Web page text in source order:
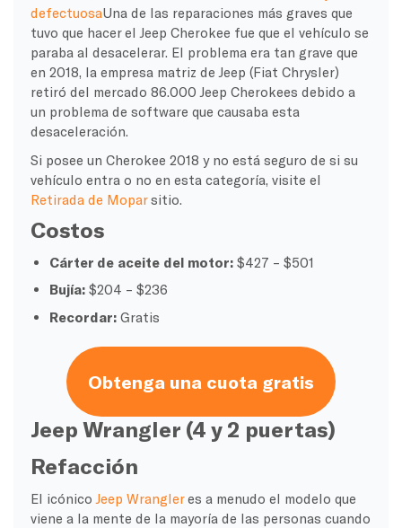
defectuosaUna de las reparaciones más graves que
tuvo que hacer el Jeep Cherokee fue que el vehículo se
paraba al desacelerar. El problema era tan grave que
en 2018, la empresa matriz de Jeep (Fiat Chrysler)
retiró del mercado 86.000 Jeep Cherokees debido a
un problema de software que causaba esta
desaceleración.
Si posee un Cherokee 2018 y no está seguro de si su
vehículo entra o no en esta categoría, visite el
Retirada de Moparsitio.
Costos
Cárter de aceite del motor:$427 – $501
Bujía:$204 – $236
Recordar: Gratis
Obtenga una cuota gratis
Jeep Wrangler (4 y 2 puertas)
Refacción
El icónico Jeep Wrangleres a menudo el modelo que
viene a la mente de la mayoría de las personas cuando